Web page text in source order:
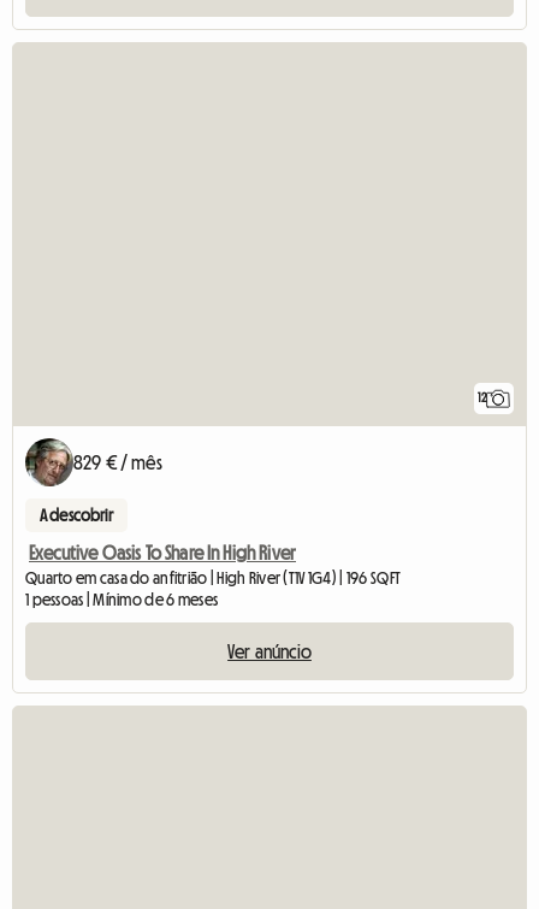
12
829 € / mês
A descobrir
Executive Oasis To Share In High River
Quarto em casa do anfitrião | High River (T1V 1G4) | 196 SQFT
1 pessoas | Mínimo de 6 meses
Ver anúncio